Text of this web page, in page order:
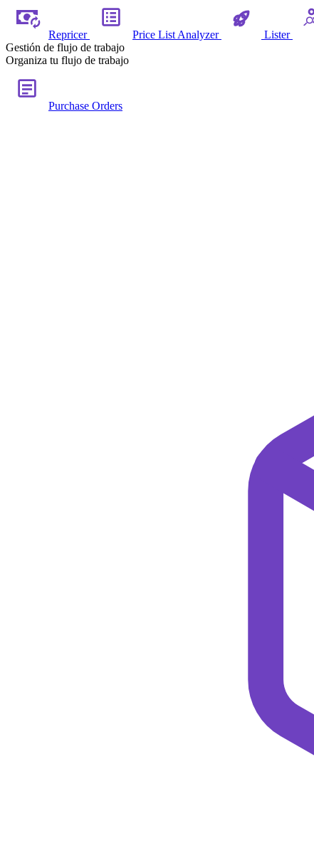
Repricer Price List Analyzer Lister
Gestión de flujo de trabajo
Organiza tu flujo de trabajo
Purchase Orders